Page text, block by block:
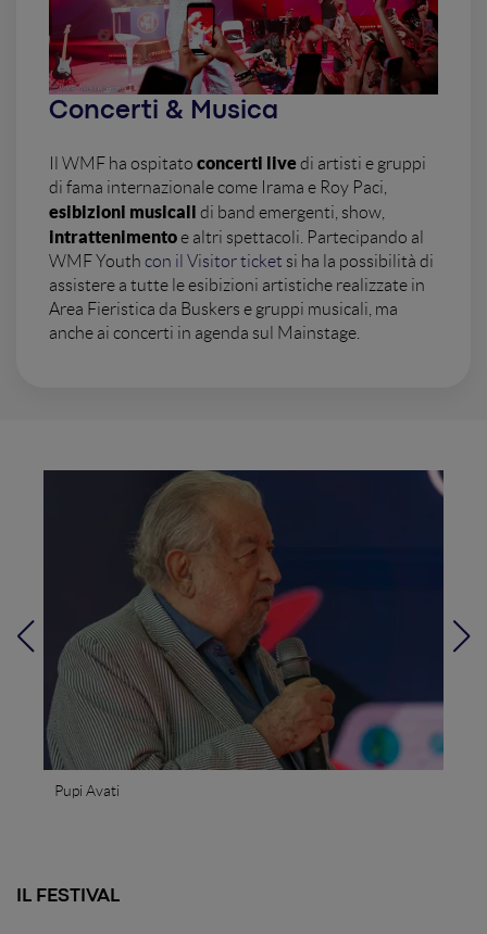
Concerti & Musica
Il WMF ha ospitato concerti livedi artisti e gruppi
di fama internazionale come Irama e Roy Paci,
esibizioni musicali di band emergenti, show,
intrattenimentoe altri spettacoli. Partecipando al
WMF Youth con il Visitor ticket si ha la possibilità di
assistere a tutte le esibizioni artistiche realizzate in
Area Fieristica da Buskers e gruppi musicali, ma
anche ai concerti in agenda sul Mainstage.
Pupi Avati
IL FESTIVAL